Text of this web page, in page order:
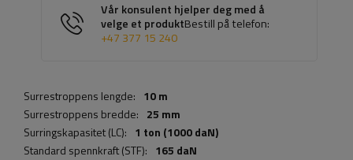
Vår konsulent hjelper deg med å
velge et produktBestill på telefon:
+47 377 15 240
Surrestroppens lengde: 10 m
Surrestroppens bredde: 25 mm
Surringskapasitet (LC): 1 ton (1000 daN)
Standard spennkraft (STF): 165 daN